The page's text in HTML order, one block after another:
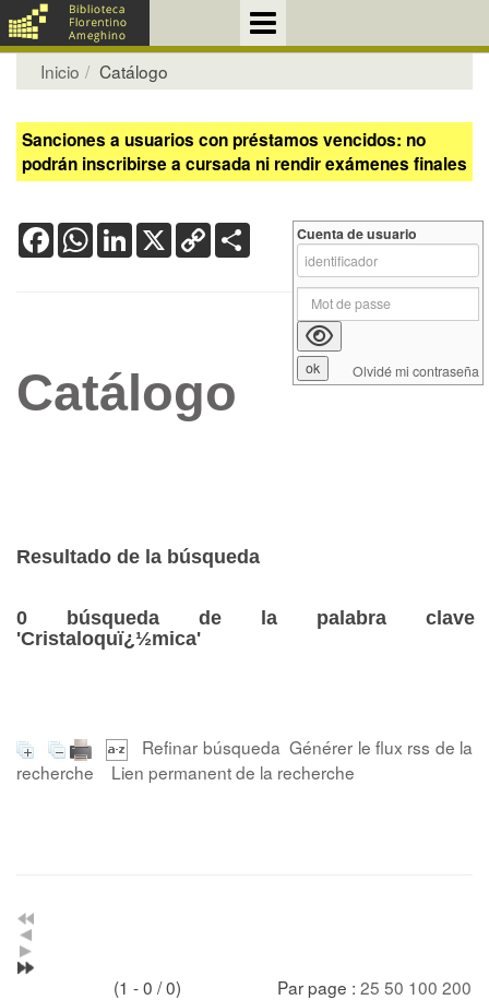
Inicio Catálogo
Sanciones a usuarios con préstamos vencidos: no
podrán inscribirse a cursada ni rendir exámenes finales
FacebookWhatsApp
LinkedIn
X Copy
Link
Catálogo
Resultado de la búsqueda
0 búsqueda de la palabra clave
'Cristaloquï¿½mica'
Refinar búsqueda Générer le flux rss de la
recherche
Lien permanent de la recherche
(1 - 0 / 0) Par page : 25 50 100 200
Cuenta de usuario
Olvidé mi contraseña